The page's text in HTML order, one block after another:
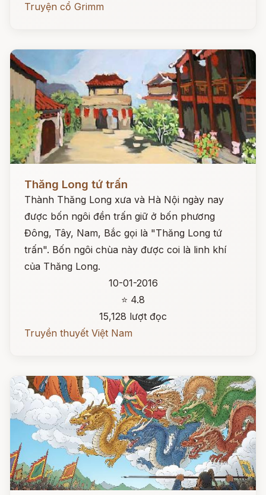
Truyện cổ Grimm
Thăng Long tứ trấn
Thành Thăng Long xưa và Hà Nội ngày nay
được bốn ngôi đền trấn giữ ở bốn phương
Đông, Tây, Nam, Bắc gọi là "Thăng Long tứ
trấn". Bốn ngôi chùa này được coi là linh khí
của Thăng Long.
10-01-2016
⭐ 4.8
15,128 lượt đọc
Truyền thuyết Việt Nam